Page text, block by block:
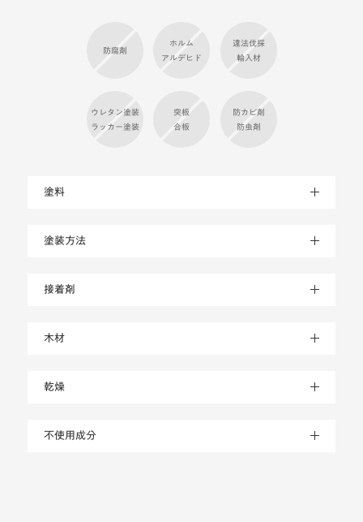
防腐剤
ホルム
アルデヒド
違法伐採
輸入材
ウレタン塗装
ラッカー塗装
突板
合板
防カビ剤
防虫剤
塗料
塗装方法
接着剤
木材
乾燥
不使用成分